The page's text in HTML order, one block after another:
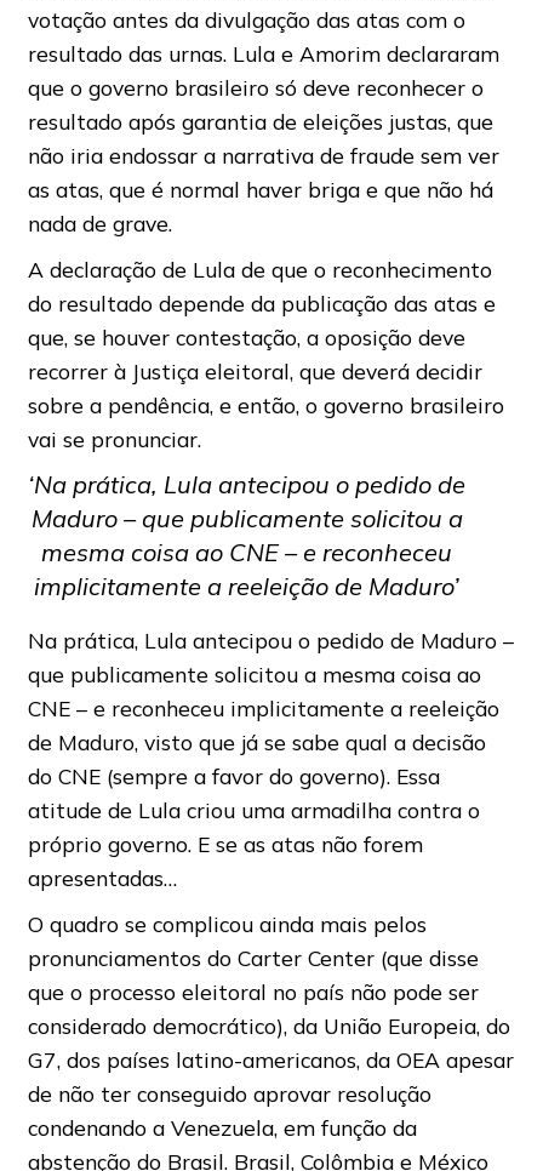
votação antes da divulgação das atas com o
resultado das urnas. Lula e Amorim declararam
que o governo brasileiro só deve reconhecer o
resultado após garantia de eleições justas, que
não iria endossar a narrativa de fraude sem ver
as atas, que é normal haver briga e que não há
nada de grave.
A declaração de Lula de que o reconhecimento
do resultado depende da publicação das atas e
que, se houver contestação, a oposição deve
recorrer à Justiça eleitoral, que deverá decidir
sobre a pendência, e então, o governo brasileiro
vai se pronunciar.
‘Na prática, Lula antecipou o pedido de
Maduro – que publicamente solicitou a
mesma coisa ao CNE – e reconheceu
implicitamente a reeleição de Maduro’
Na prática, Lula antecipou o pedido de Maduro –
que publicamente solicitou a mesma coisa ao
CNE – e reconheceu implicitamente a reeleição
de Maduro, visto que já se sabe qual a decisão
do CNE (sempre a favor do governo). Essa
atitude de Lula criou uma armadilha contra o
próprio governo. E se as atas não forem
apresentadas…
O quadro se complicou ainda mais pelos
pronunciamentos do Carter Center (que disse
que o processo eleitoral no país não pode ser
considerado democrático), da União Europeia, do
G7, dos países latino-americanos, da OEA apesar
de não ter conseguido aprovar resolução
condenando a Venezuela, em função da
abstenção do Brasil. Brasil, Colômbia e México